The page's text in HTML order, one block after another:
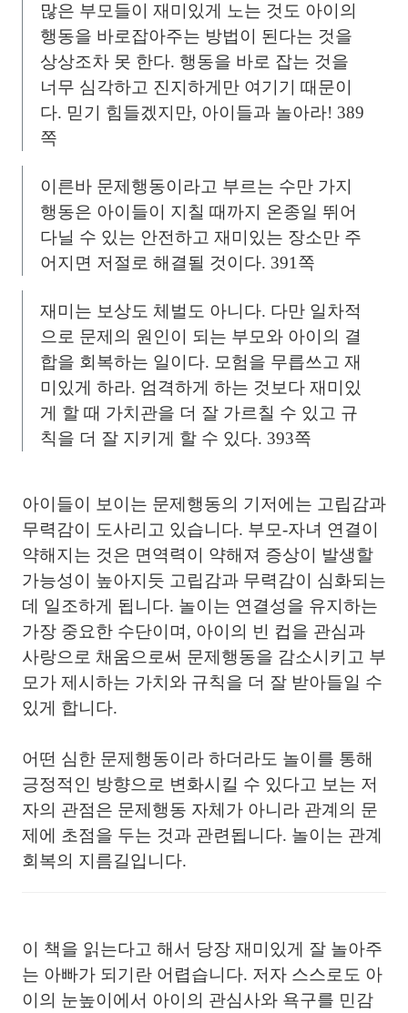
많은 부모들이 재미있게 노는 것도 아이의
행동을 바로잡아주는 방법이 된다는 것을
상상조차 못 한다. 행동을 바로 잡는 것을
너무 심각하고 진지하게만 여기기 때문이
다. 믿기 힘들겠지만, 아이들과 놀아라! 389
쪽
이른바 문제행동이라고 부르는 수만 가지
행동은 아이들이 지칠 때까지 온종일 뛰어
다닐 수 있는 안전하고 재미있는 장소만 주
어지면 저절로 해결될 것이다. 391쪽
재미는 보상도 체벌도 아니다. 다만 일차적
으로 문제의 원인이 되는 부모와 아이의 결
합을 회복하는 일이다. 모험을 무릅쓰고 재
미있게 하라. 엄격하게 하는 것보다 재미있
게 할 때 가치관을 더 잘 가르칠 수 있고 규
칙을 더 잘 지키게 할 수 있다. 393쪽
아이들이 보이는 문제행동의 기저에는 고립감과
무력감이 도사리고 있습니다. 부모-자녀 연결이
약해지는 것은 면역력이 약해져 증상이 발생할
가능성이 높아지듯 고립감과 무력감이 심화되는
데 일조하게 됩니다. 놀이는 연결성을 유지하는
가장 중요한 수단이며, 아이의 빈 컵을 관심과
사랑으로 채움으로써 문제행동을 감소시키고 부
모가 제시하는 가치와 규칙을 더 잘 받아들일 수
있게 합니다.
어떤 심한 문제행동이라 하더라도 놀이를 통해
긍정적인 방향으로 변화시킬 수 있다고 보는 저
자의 관점은 문제행동 자체가 아니라 관계의 문
제에 초점을 두는 것과 관련됩니다. 놀이는 관계
회복의 지름길입니다.
이 책을 읽는다고 해서 당장 재미있게 잘 놀아주
는 아빠가 되기란 어렵습니다. 저자 스스로도 아
이의 눈높이에서 아이의 관심사와 욕구를 민감